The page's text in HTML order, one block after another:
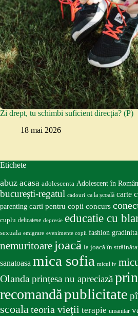
Zi drept, tu schimbi suficient direcția? (P)
18 mai 2026
Etichete
abuz acasa adolescenta Adolescent în
bucureşti-regatul cadouri ca la școală carte
parenting carti pentru copii concurs
cuplu delicatese depresie educatie cu
sexuala emigrare evenimente copii fashion gradinita
nemuritoare joacă la joacă în
sanatoasa mica sofia micul iv
Olanda prinţesa nu apreciază
recomandăpublicitate
scoala teoria vieţii terapie umanitar